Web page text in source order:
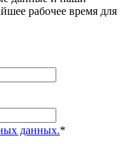
рабочее время для
данных.*